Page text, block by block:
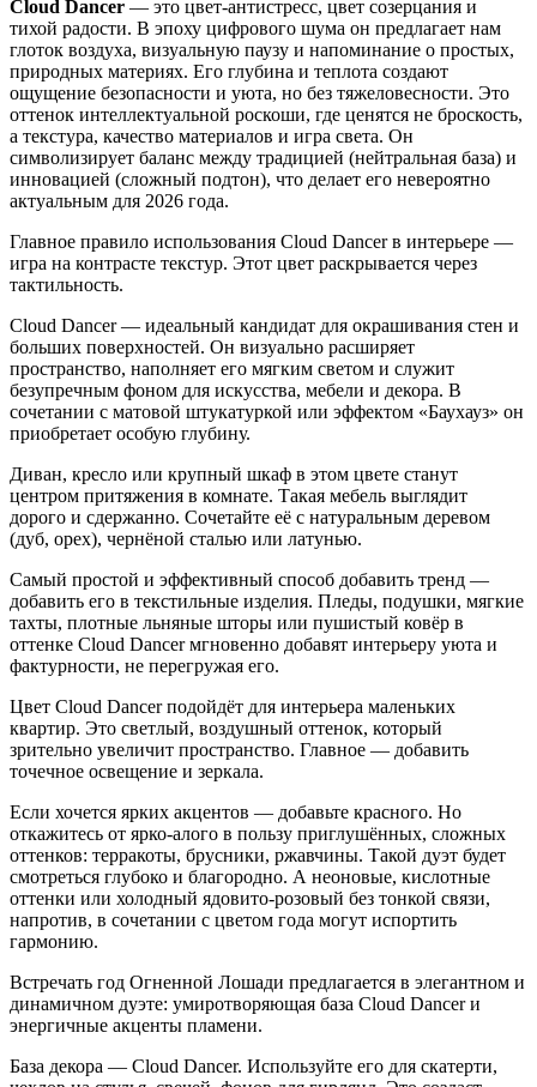
Cloud Dancer — это цвет-антистресс, цвет созерцания и
тихой радости. В эпоху цифрового шума он предлагает нам
глоток воздуха, визуальную паузу и напоминание о простых,
природных материях. Его глубина и теплота создают
ощущение безопасности и уюта, но без тяжеловесности. Это
оттенок интеллектуальной роскоши, где ценятся не броскость,
а текстура, качество материалов и игра света. Он
символизирует баланс между традицией (нейтральная база) и
инновацией (сложный подтон), что делает его невероятно
актуальным для 2026 года.
Главное правило использования Cloud Dancer в интерьере —
игра на контрасте текстур. Этот цвет раскрывается через
тактильность.
Cloud Dancer — идеальный кандидат для окрашивания стен и
больших поверхностей. Он визуально расширяет
пространство, наполняет его мягким светом и служит
безупречным фоном для искусства, мебели и декора. В
сочетании с матовой штукатуркой или эффектом «Баухауз» он
приобретает особую глубину.
Диван, кресло или крупный шкаф в этом цвете станут
центром притяжения в комнате. Такая мебель выглядит
дорого и сдержанно. Сочетайте её с натуральным деревом
(дуб, орех), чернёной сталью или латунью.
Самый простой и эффективный способ добавить тренд —
добавить его в текстильные изделия. Пледы, подушки, мягкие
тахты, плотные льняные шторы или пушистый ковёр в
оттенке Cloud Dancer мгновенно добавят интерьеру уюта и
фактурности, не перегружая его.
Цвет Cloud Dancer подойдёт для интерьера маленьких
квартир. Это светлый, воздушный оттенок, который
зрительно увеличит пространство. Главное — добавить
точечное освещение и зеркала.
Если хочется ярких акцентов — добавьте красного. Но
откажитесь от ярко-алого в пользу приглушённых, сложных
оттенков: терракоты, брусники, ржавчины. Такой дуэт будет
смотреться глубоко и благородно. А неоновые, кислотные
оттенки или холодный ядовито-розовый без тонкой связи,
напротив, в сочетании с цветом года могут испортить
гармонию.
Встречать год Огненной Лошади предлагается в элегантном и
динамичном дуэте: умиротворяющая база Cloud Dancer и
энергичные акценты пламени.
База декора — Cloud Dancer. Используйте его для скатерти,